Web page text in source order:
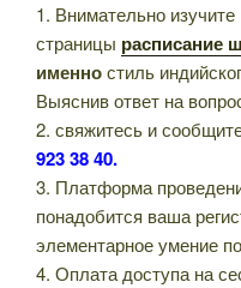
1. Внимательно
страницы расписание
именностиль
Выяснив ответ на
2. свяжитесь и
923 38 40.
3. Платформа
понадобится ваша
элементарное умение
4. Оплата доступа на